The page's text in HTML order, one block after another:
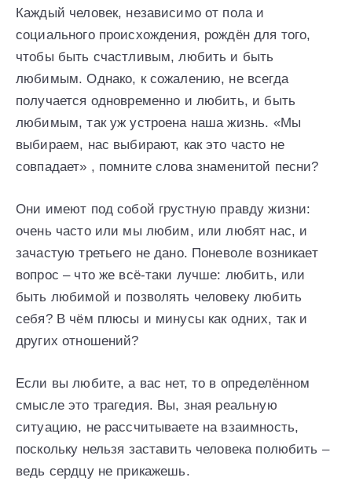
Каждый человек, независимо от пола и
социального происхождения, рождён для того,
чтобы быть счастливым, любить и быть
любимым. Однако, к сожалению, не всегда
получается одновременно и любить, и быть
любимым, так уж устроена наша жизнь. «Мы
выбираем, нас выбирают, как это часто не
совпадает» , помните слова знаменитой песни?
Они имеют под собой грустную правду жизни:
очень часто или мы любим, или любят нас, и
зачастую третьего не дано. Поневоле возникает
вопрос – что же всё-таки лучше: любить, или
быть любимой и позволять человеку любить
себя? В чём плюсы и минусы как одних, так и
других отношений?
Если вы любите, а вас нет, то в определённом
смысле это трагедия. Вы, зная реальную
ситуацию, не рассчитываете на взаимность,
поскольку нельзя заставить человека полюбить –
ведь сердцу не прикажешь.